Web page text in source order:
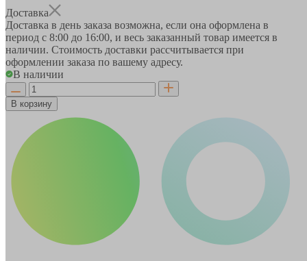
Доставка
Доставка в день заказа возможна, если она оформлена в
период с 8:00 до 16:00, и весь заказанный товар имеется в
наличии. Стоимость доставки рассчитывается при
оформлении заказа по вашему адресу.
В наличии
В корзину